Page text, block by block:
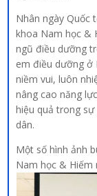
Nhân ngày Quốc
khoa Nam học &
ngũ điều dưỡng
em điều dưỡng ở
niềm vui, luôn
nâng cao năng
hiệu quả trong
dân.
Một số hình ảnh
Nam học & Hiếm